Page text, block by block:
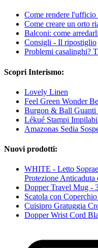
Come rendere
Come creare un orto
Balconi: come
Consigli - Il ripostiglio
Problemi casalinghi?
Scopri Interismo:
Lovely Linen
Feel Green Wonder
Burgon & Ball Guanti
Lékué Stampi
Amazonas Sedia
Nuovi prodotti:
WHITE - Letto
Protezione Anticaduta
Dopper Travel Mug -
Scatola con
Cuisipro Gratuggia
Dopper Wrist Cord